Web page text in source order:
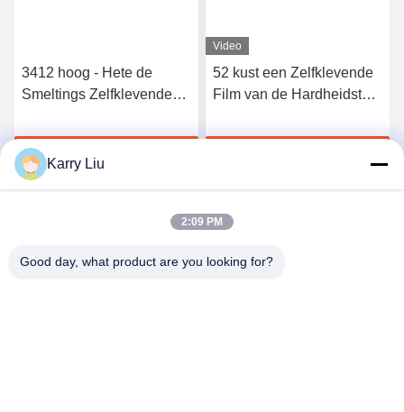
3412 hoog - Hete de
Smeltings Zelfklevende
Elastische Polyurethaan
Krijg Beste Prijs
Video
52 kust een Zelfklevende
Film van de Hardheidstpu
Naadloos Ondergoed
Karry Liu
2:09 PM
Good day, what product are you looking for?